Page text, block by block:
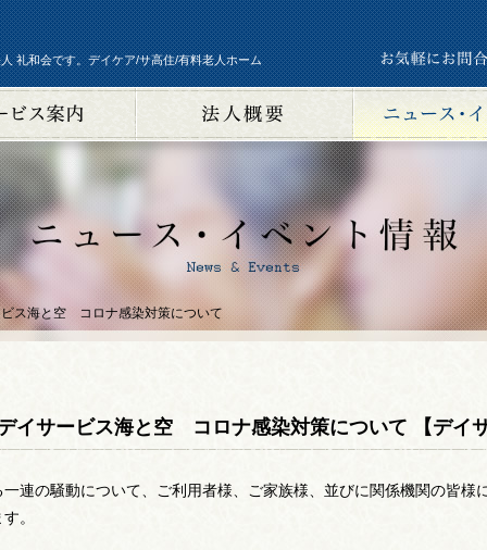
礼和会です。デイケア/サ高住/有料老人ホーム
ス海と空 コロナ感染対策について
イサービス海と空 コロナ感染対策について 【デイ
連の騒動について、ご利用者様、ご家族様、並びに関係機関の皆様
。